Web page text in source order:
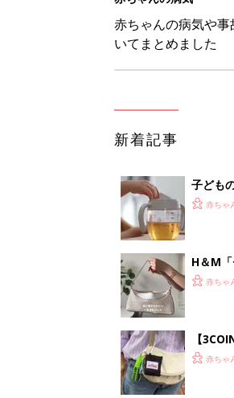
赤ちゃんの病気や
いてまとめました
新着記事
子ども
く3つの
赤ちゃ
H＆М「
赤ちゃ
【
ート」
赤ちゃ